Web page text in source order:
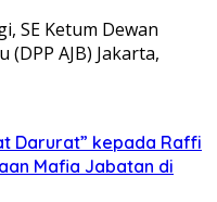
SE Ketum Dewan
AJB) Jakarta,
Darurat” kepada Raffi
Mafia Jabatan di